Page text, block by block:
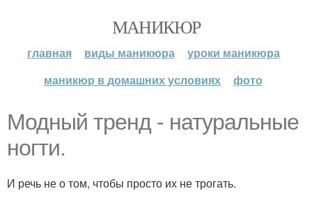
МАНИКЮР
главная виды маникюра
уроки маникюра
маникюр в домашних условиях
фото
Модный тренд - натуральные
ногти.
И речь не о том, чтобы просто их не трогать.